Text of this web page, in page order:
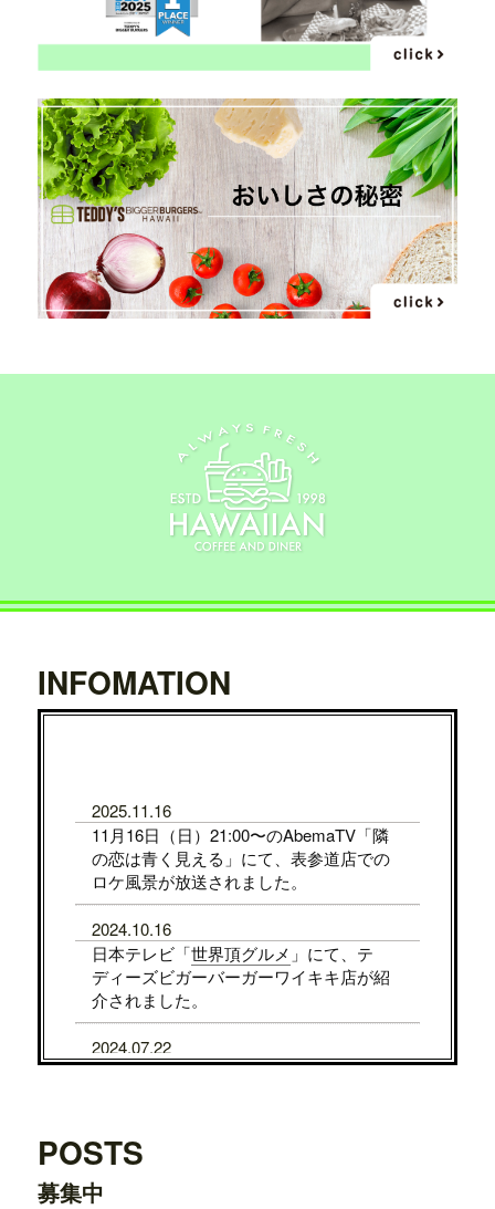
INFOMATION
2025.11.16
11月16日（日）21:00〜のAbemaTV「隣
の恋は青く見える」にて、表参道店での
ロケ風景が放送されました。
2024.10.16
日本テレビ「世界頂グルメ 」にて、テ
ディーズビガーバーガーワイキキ店が紹
介されました。
2024.07.22
7/31から8/5まで、京都タカシマヤに、TE
2024.07.22
7/24から7/29まで、大阪タカシマヤに、T
POSTS
募集中